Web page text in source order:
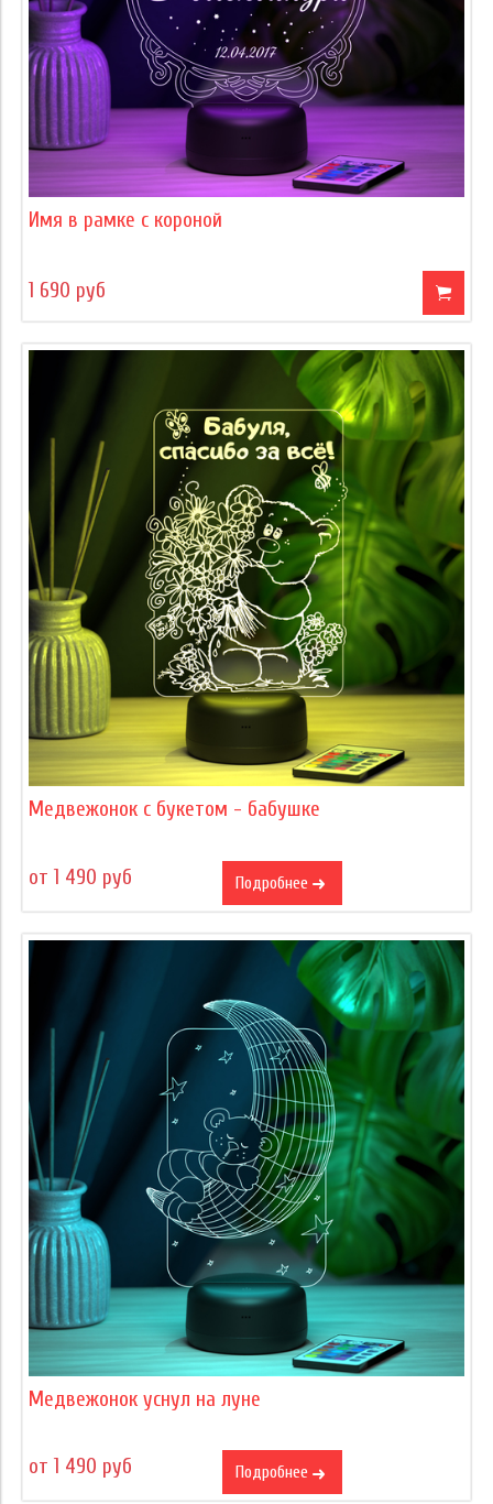
Имя в рамке с короной
1 690 руб
Медвежонок с букетом - бабушке
от 1 490 руб Подробнее
Медвежонок уснул на луне
от 1 490 руб Подробнее